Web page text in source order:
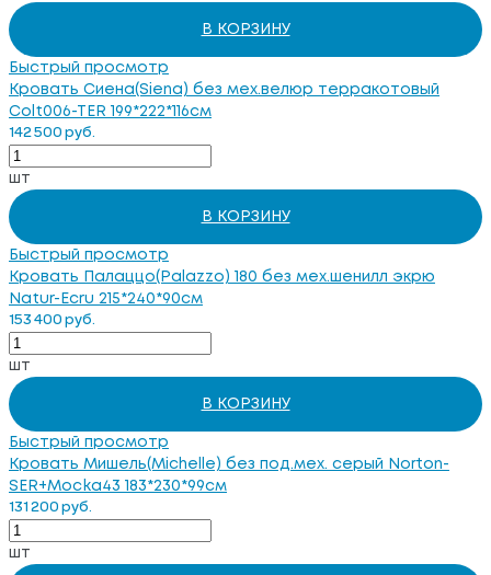
В КОРЗИНУ
Быстрый просмотр
Кровать Сиена(Siena) без мех.велюр терракотовый
Colt006-TER 199*222*116см
142 500 руб.
шт
В КОРЗИНУ
Быстрый просмотр
Кровать Палаццо(Palazzo) 180 без мех.шенилл экрю
Natur-Ecru 215*240*90см
153 400 руб.
шт
В КОРЗИНУ
Быстрый просмотр
Кровать Мишель(Michelle) без под.мех. серый Norton-
SER+Mocka43 183*230*99см
131 200 руб.
шт